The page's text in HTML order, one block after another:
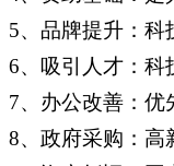
5、品牌提升：科
6、吸引人才：科
7、办公改善：优
8、政府采购：高